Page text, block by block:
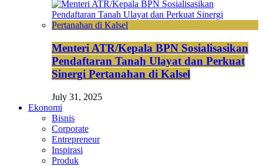
Menteri ATR/Kepala BPN Sosialisasikan
Pendaftaran Tanah Ulayat dan Perkuat
Sinergi Pertanahan di Kalsel
July 31, 2025
Ekonomi
Bisnis
Corporate
Entrepreneur
Inspirasi
Produk